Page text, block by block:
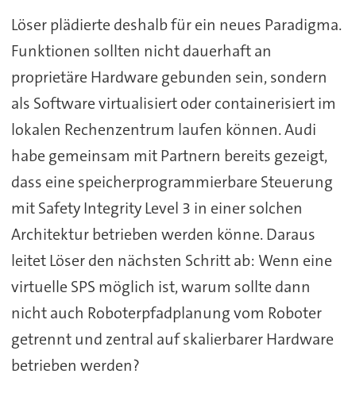
Löser plädierte deshalb für ein neues Paradigma.
Funktionen sollten nicht dauerhaft an
proprietäre Hardware gebunden sein, sondern
als Software virtualisiert oder containerisiert im
lokalen Rechenzentrum laufen können. Audi
habe gemeinsam mit Partnern bereits gezeigt,
dass eine speicherprogrammierbare Steuerung
mit Safety Integrity Level 3 in einer solchen
Architektur betrieben werden könne. Daraus
leitet Löser den nächsten Schritt ab: Wenn eine
virtuelle SPS möglich ist, warum sollte dann
nicht auch Roboterpfadplanung vom Roboter
getrennt und zentral auf skalierbarer Hardware
betrieben werden?